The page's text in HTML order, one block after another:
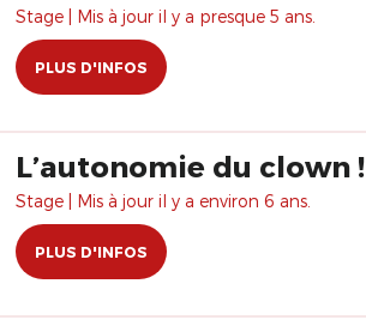
Stage | Mis à jour il y a presque 5 ans.
PLUS D'INFOS
L’autonomie du clown !
Stage | Mis à jour il y a environ 6 ans.
PLUS D'INFOS